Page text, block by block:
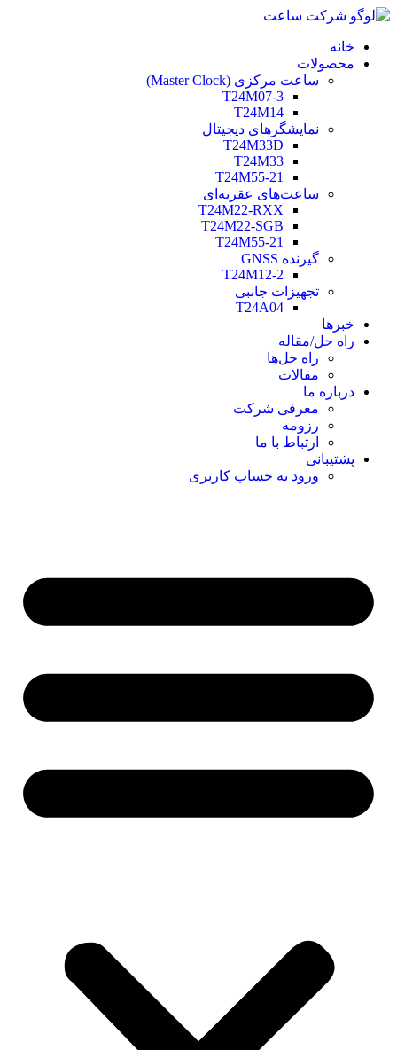
خانه
محصولات
ساعت مرکزی (Master Clock)
T24M07-3
T24M14
نمایشگرهای دیجیتال
T24M33D
T24M33
T24M55-21
ساعت‌های عقربه‌ای
T24M22-RXX
T24M22-SGB
T24M55-21
گیرنده GNSS
T24M12-2
تجهیزات جانبی
T24A04
خبرها
راه حل/مقاله
راه حل‌ها
مقالات
درباره ما
معرفی شرکت
رزومه
ارتباط با ما
پشتیبانی
ورود به حساب کاربری